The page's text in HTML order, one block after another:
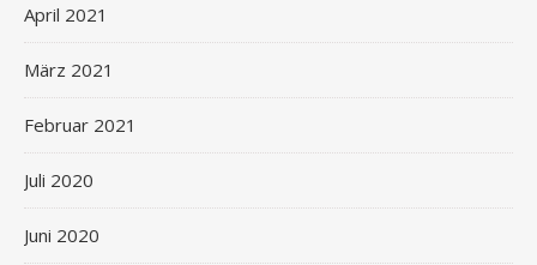
April 2021
März 2021
Februar 2021
Juli 2020
Juni 2020